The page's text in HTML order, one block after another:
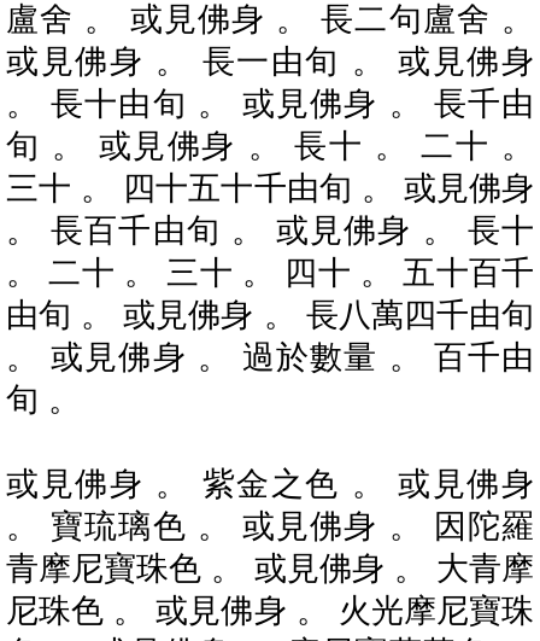
盧舍 。 或見佛身 。 長二句盧舍 。
或見佛身 。 長一由旬 。 或見佛身
。 長十由旬 。 或見佛身 。 長千由
旬 。 或見佛身 。 長十 。 二十 。
三十 。 四十五十千由旬 。 或見佛身
。 長百千由旬 。 或見佛身 。 長十
。 二十 。 三十 。 四十 。 五十百千
由旬 。 或見佛身 。 長八萬四千由旬
。 或見佛身 。 過於數量 。 百千由
旬 。
或見佛身 。 紫金之色 。 或見佛身
。 寶琉璃色 。 或見佛身 。 因陀羅
青摩尼寶珠色 。 或見佛身 。 大青摩
尼珠色 。 或見佛身 。 火光摩尼寶珠